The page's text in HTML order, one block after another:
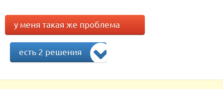
у меня такая же проблема
есть 2 решения